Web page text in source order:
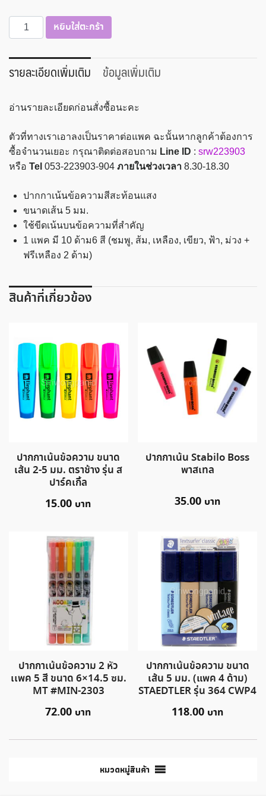
จำนวน
ปากกา
ข้อความ
ขนาด
5
(แพค
8
ด้าม)
รุ่น
364A
WP8
ชิ้น
หยิบใส่ตะกร้า
รายละเอียดเพิ่มเติม ข้อมูลเพิ่มเติม
อ่านรายละเอียดก่อนสั่งซื้อนะคะ
ตัวที่ทางเราเอาลงเป็นราคาต่อแพค ฉะนั้นหากลูกค้าต้องการ
ซื้อจำนวนเยอะ กรุณาติดต่อสอบถาม Line ID : srw223903
หรือ Tel 053-223903-904 ภายในช่วงเวลา 8.30-18.30
ปากกาเน้นข้อความสีสะท้อนแสง
ขนาดเส้น 5 มม.
ใช้ขีดเน้นบนข้อความที่สำคัญ
1 แพค มี 10 ด้าม6 สี (ชมพู, ส้ม, เหลือง, เขียว, ฟ้า, ม่วง +
ฟรีเหลือง 2 ด้าม)
สินค้าที่เกี่ยวข้อง
ปากกาเน้นข้อความ ขนาด
เส้น 2-5 มม. ตราช้าง รุ่น ส
ปาร์คเกิ้ล
15.00
ปากกาเน้น Stabilo Boss
พาสเทล
35.00
ปากกาเน้นข้อความ 2 หัว
เเพค 5 สี ขนาด 6×14.5 ซม.
MT #MIN-2303
72.00
ปากกาเน้นข้อความ ขนาด
เส้น 5 มม. (แพค 4 ด้าม)
STAEDTLER รุ่น 364 CWP4
118.00
หมวดหมู่สินค้า